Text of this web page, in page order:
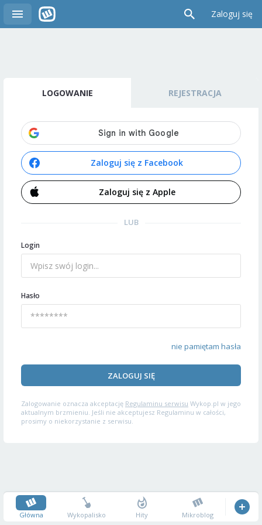
Zaloguj się
LOGOWANIE REJESTRACJA
Zaloguj się z Facebook
Zaloguj się z Apple
LUB
Login
Hasło
nie pamiętam hasła
ZALOGUJ SIĘ
Zalogowanie oznacza akceptację Regulaminu serwisu Wykop.pl w jego
aktualnym brzmieniu. Jeśli nie akceptujesz Regulaminu w całości,
prosimy o niekorzystanie z serwisu.
Główna Wykopalisko Hity Mikroblog